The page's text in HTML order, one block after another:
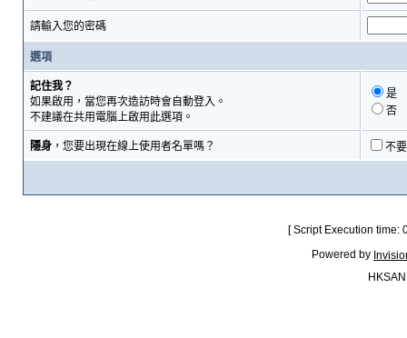
請輸入您的密碼
選項
記住我？
如果啟用，當您再次造訪時會自動登入。
不建議在共用電腦上啟用此選項。
是
否
隱身，您要出現在線上使用者名單嗎？ 不
[ Script Execution
Powered by